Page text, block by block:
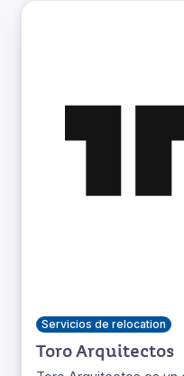
Servicios de relocation
Toro Arquitectos